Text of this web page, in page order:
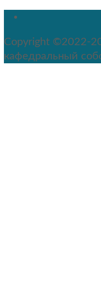
Copyright ©2022-
кафедральный